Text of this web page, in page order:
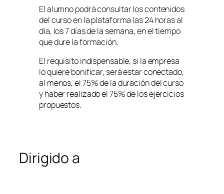
El alumno podrá consultar los contenidos
del curso en la plataforma las 24 horas al
día, los 7 días de la semana, en el tiempo
que dure la formación.
El requisito indispensable, si la empresa
lo quiere bonificar, será estar conectado,
al menos, el 75% de la duración del curso
y haber realizado el 75% de los ejercicios
propuestos.
Dirigido a